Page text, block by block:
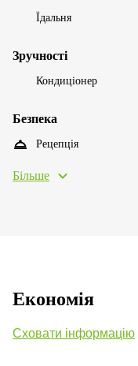
Їдальня
Зручності
Кондиціонер
Безпека
Рецепція
Більше
Економія
Сховати інформацію